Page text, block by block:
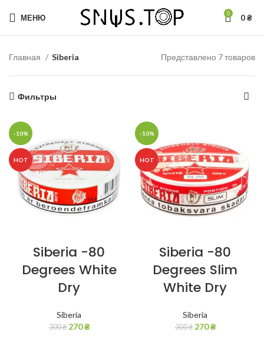
МЕНЮ 0 0₴
Главная Siberia Представлено 7 товаров
Фильтры
-10%
HOT
Siberia -80
Degrees White
Dry
Siberia
300₴ 270₴
-10%
HOT
Siberia -80
Degrees Slim
White Dry
Siberia
300₴ 270₴